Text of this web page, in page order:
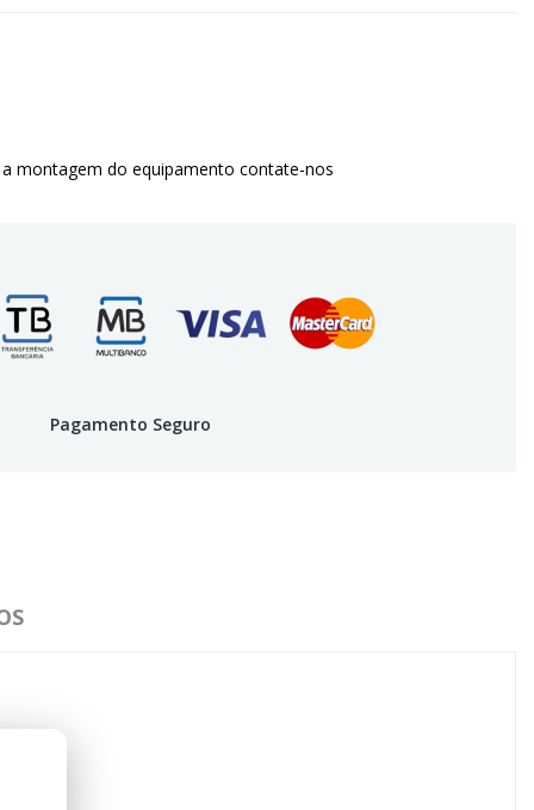
montagem do equipamento contate-nos
Pagamento Seguro